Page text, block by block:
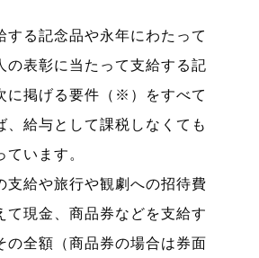
する記念品や永年にわたって
の表彰に当たって支給する記
に掲げる要件（※）をすべて
、給与として課税しなくても
ています。
支給や旅行や観劇への招待費
て現金、商品券などを支給す
の全額（商品券の場合は券面